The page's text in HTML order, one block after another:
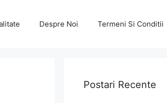
Despre Noi Termeni Si Conditii
Postari Recente